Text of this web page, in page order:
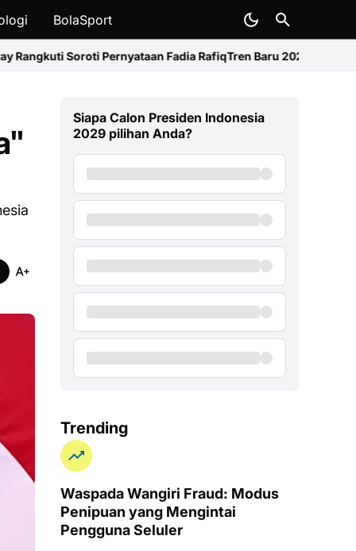
BolaSport
Fadia RafiqTren Baru 2026: Harga HP Makin Mahal,
Siapa Calon Presiden Indonesia
2029 pilihan Anda?
Trending
Waspada Wangiri Fraud: Modus
Penipuan yang Mengintai
Pengguna Seluler